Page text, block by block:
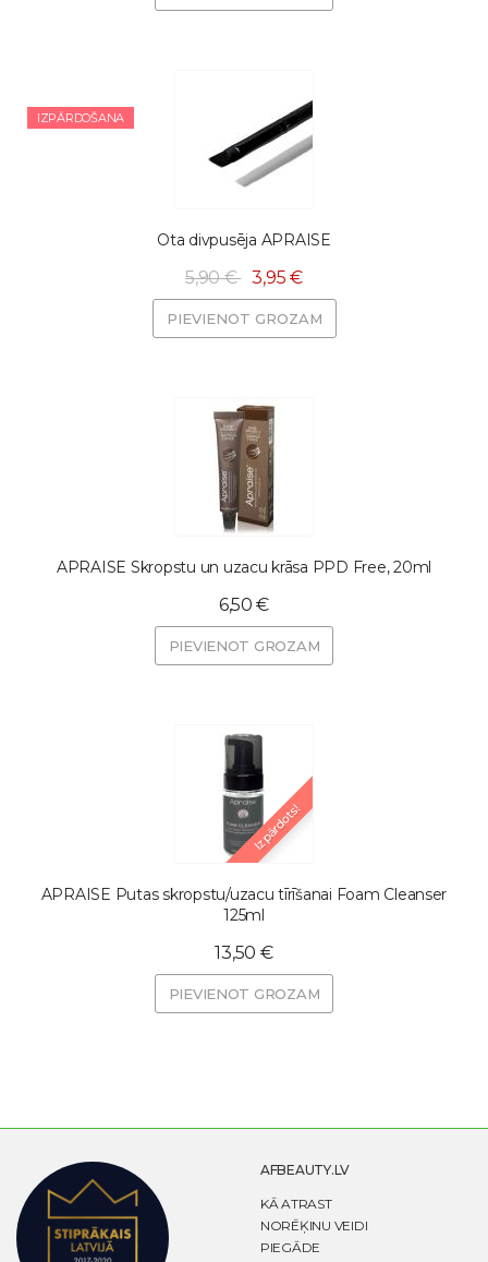
Ota divpusēja APRAISE
IZPĀRDOŠANA
5,90 € 3,95 €
PIEVIENOT GROZAM
APRAISE Skropstu un uzacu krāsa PPD Free, 20ml
6,50 €
PIEVIENOT GROZAM
Izpārdots!
APRAISE Putas skropstu/uzacu tīrīšanai Foam Cleanser
125ml
13,50 €
PIEVIENOT GROZAM
AFBEAUTY.LV
KĀ ATRAST
NORĒĶINU VEIDI
PIEGĀDE